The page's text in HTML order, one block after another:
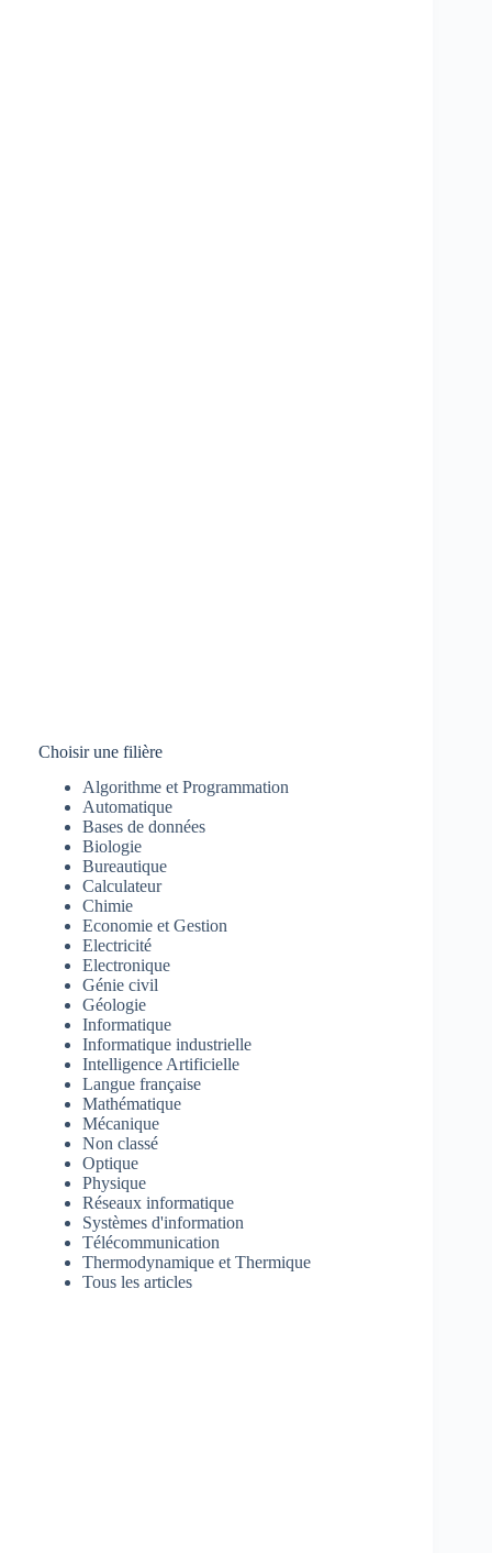
Choisir une filière
Algorithme et Programmation
Automatique
Bases de données
Biologie
Bureautique
Calculateur
Chimie
Economie et Gestion
Electricité
Electronique
Génie civil
Géologie
Informatique
Informatique industrielle
Intelligence Artificielle
Langue française
Mathématique
Mécanique
Non classé
Optique
Physique
Réseaux informatique
Systèmes d'information
Télécommunication
Thermodynamique et Thermique
Tous les articles